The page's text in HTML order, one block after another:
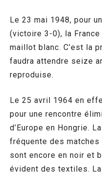
Le 23 mai 1948, pour
(victoire 3-0), la
maillot blanc. C’est la
faudra attendre seize
reproduise.
Le 25 avril 1964 en
pour une rencontre
d’Europe en Hongrie.
fréquente des
sont encore en noir et
évident des textiles.